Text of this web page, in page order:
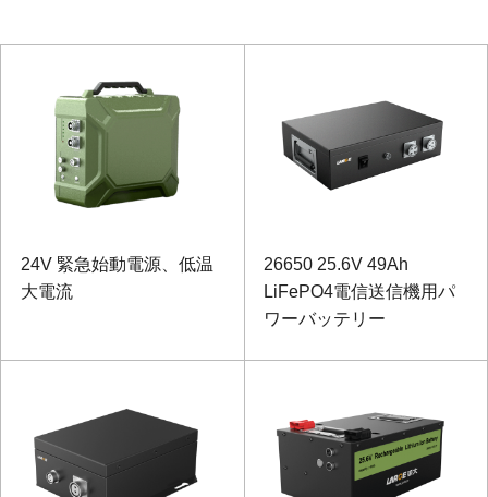
24V 緊急始動電源、低温
大電流
26650 25.6V 49Ah
LiFePO4電信送信機用パ
ワーバッテリー